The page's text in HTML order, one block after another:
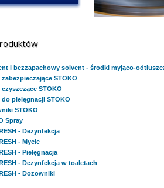
i bezzapachowy solvent - środki myjąco-
STOKO
STOKO
do pielęgnacji STOKO
STOKO
Spray
- Dezynfekcja
- Mycie
- Pielęgnacja
- Dezynfekcja w toaletach
- Dozowniki